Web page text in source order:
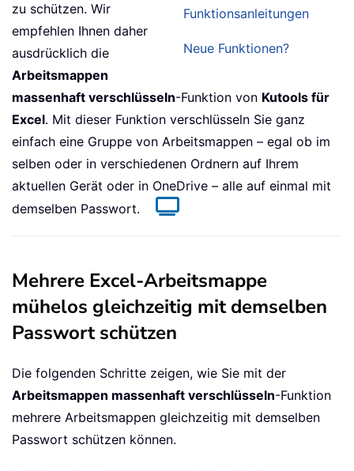
Funktionsanleitungen
Neue Funktionen?
zu schützen. Wir
empfehlen Ihnen daher
ausdrücklich die
Arbeitsmappen
massenhaft verschlüsseln-Funktion von Kutools für
Excel. Mit dieser Funktion verschlüsseln Sie ganz
einfach eine Gruppe von Arbeitsmappen – egal ob im
selben oder in verschiedenen Ordnern auf Ihrem
aktuellen Gerät oder in OneDrive – alle auf einmal mit
demselben Passwort.
Mehrere Excel-Arbeitsmappe
mühelos gleichzeitig mit demselben
Passwort schützen
Die folgenden Schritte zeigen, wie Sie mit der
Arbeitsmappen massenhaft verschlüsseln-Funktion
mehrere Arbeitsmappen gleichzeitig mit demselben
Passwort schützen können.